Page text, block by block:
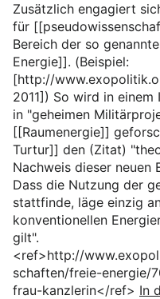
Zusätzlich engagiert
für
Bereich der so
Energie]]. (Beispiel:
[http://
2011]) So wird in
in "geheimen
[[Raumenergie]]
Turtur]] den (Zitat)
Nachweis dieser neuen
Dass die Nutzung der
stattfinde, läge einzig
konventionellen
gilt".
<ref>http://
schaften/freie-energie/
frau-kanzlerin</ref> In